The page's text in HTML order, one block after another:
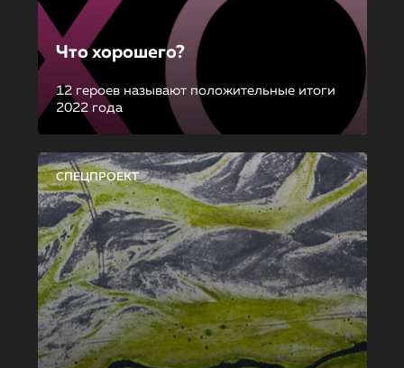
Что хорошего?
12 героев называют положительные итоги
2022 года
СПЕЦПРОЕКТ